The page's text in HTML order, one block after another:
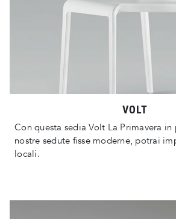
VOLT
Con questa sedia Volt La Primavera
nostre sedute fisse moderne, potrai
locali.